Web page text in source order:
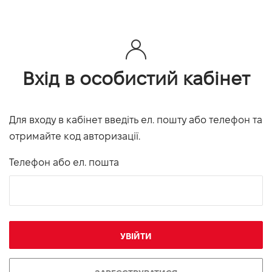
Вхід в особистий кабінет
Для входу в кабінет введіть ел. пошту або телефон та
отримайте код авторизації.
Телефон або ел. пошта
УВІЙТИ